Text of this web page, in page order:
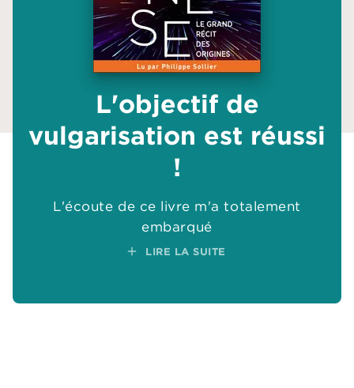
L'objectif de
vulgarisation est réussi
!
L'écoute de ce livre m'a totalement
embarqué
add LIRE LA SUITE